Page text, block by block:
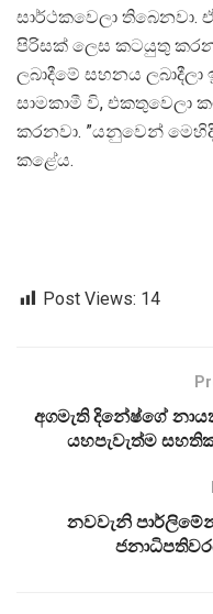
සාර්ථකවෙලා තිබෙනවා.
පිරිසක් ලෙස කටයුතු
ලබාදීමේ සහනය
සාමකාමී වි, එකතුවෙලා
කරනවා. ”යනුවෙන්
කළේය.
Post Views: 14
අගමැති දිනේෂ්ගේ
යහපැවැත්ම
නවවැනි